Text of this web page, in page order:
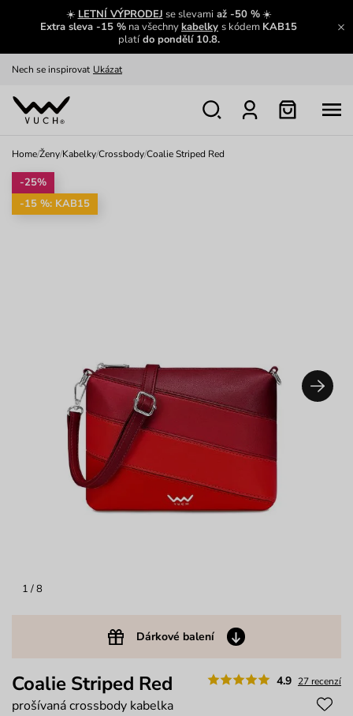
☀️ LETNÍ VÝPRODEJ se slevamiaž -50 %☀️
Extra sleva -15 % na všechnykabelky s kódem KAB15
platído pondělí 10.8.
Výměna a vrácení zdarma Zobrazit
Prohlédnout
Nech se inspirovat Ukázat
Home/Ženy/Kabelky/Crossbody/Coalie Striped Red
1 / 8
Dárkové balení
-25%
-15 %: KAB15
4.9 27 recenzí
Coalie Striped Red
prošívaná crossbody kabelka